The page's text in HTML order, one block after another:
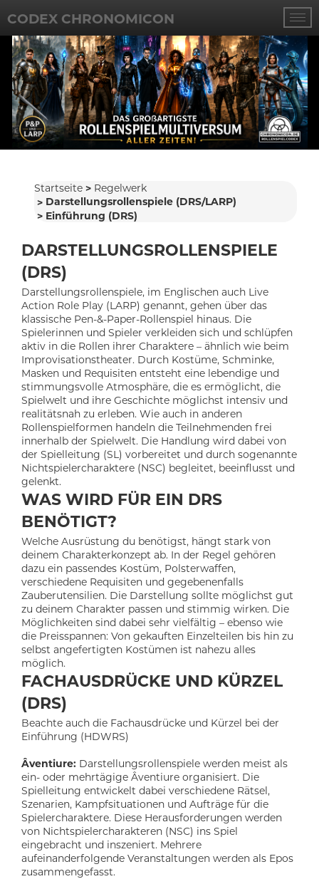
CODEX CHRONOMICON
Startseite
Regelwerk
Darstellungsrollenspiele (DRS/LARP)
Einführung (DRS)
DARSTELLUNGSROLLENSPIELE
(DRS)
Darstellungsrollenspiele, im Englischen auch Live
Action Role Play (LARP) genannt, gehen über das
klassische Pen-&-Paper-Rollenspiel hinaus. Die
Spielerinnen und Spieler verkleiden sich und schlüpfen
aktiv in die Rollen ihrer Charaktere – ähnlich wie beim
Improvisationstheater. Durch Kostüme, Schminke,
Masken und Requisiten entsteht eine lebendige und
stimmungsvolle Atmosphäre, die es ermöglicht, die
Spielwelt und ihre Geschichte möglichst intensiv und
realitätsnah zu erleben. Wie auch in anderen
Rollenspielformen handeln die Teilnehmenden frei
innerhalb der Spielwelt. Die Handlung wird dabei von
der Spielleitung (SL) vorbereitet und durch sogenannte
Nichtspielercharaktere (NSC) begleitet, beeinflusst und
gelenkt.
WAS WIRD FÜR EIN DRS
BENÖTIGT?
Welche Ausrüstung du benötigst, hängt stark von
deinem Charakterkonzept ab. In der Regel gehören
dazu ein passendes Kostüm, Polsterwaffen,
verschiedene Requisiten und gegebenenfalls
Zauberutensilien. Die Darstellung sollte möglichst gut
zu deinem Charakter passen und stimmig wirken. Die
Möglichkeiten sind dabei sehr vielfältig – ebenso wie
die Preisspannen: Von gekauften Einzelteilen bis hin zu
selbst angefertigten Kostümen ist nahezu alles
möglich.
FACHAUSDRÜCKE UND KÜRZEL
(DRS)
Beachte auch die Fachausdrücke und Kürzel bei der
Einführung (HDWRS)
Âventiure: Darstellungsrollenspiele werden meist als
ein- oder mehrtägige Âventiure organisiert. Die
Spielleitung entwickelt dabei verschiedene Rätsel,
Szenarien, Kampfsituationen und Aufträge für die
Spielercharaktere. Diese Herausforderungen werden
von Nichtspielercharakteren (NSC) ins Spiel
eingebracht und inszeniert. Mehrere
aufeinanderfolgende Veranstaltungen werden als Epos
zusammengefasst.